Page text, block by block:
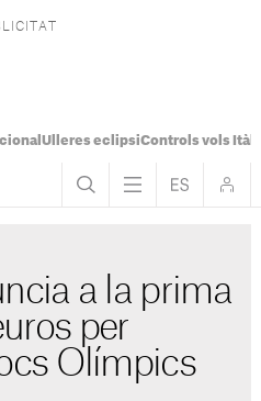
Ulleres eclipsiControls vols
a la prima
per
Olímpics